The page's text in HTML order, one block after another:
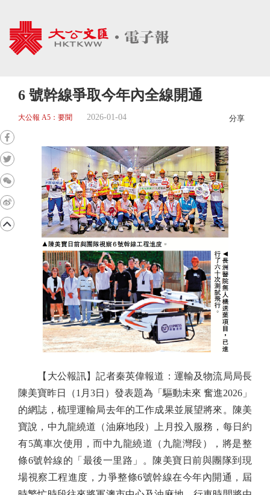
6 號幹線爭取今年內全線開通
大公報 A5：要聞 2026-01-04 分享
【大公報訊】記者秦英偉報道：運輸及物流局局長
陳美寶昨日（1月3日）發表題為「驅動未來 奮進2026」
的網誌，梳理運輸局去年的工作成果並展望將來。陳美
寶說，中九龍繞道（油麻地段）上月投入服務，每日約
有5萬車次使用，而中九龍繞道（九龍灣段），將是整
條6號幹線的「最後一里路」。陳美寶日前與團隊到現
場視察工程進度，力爭整條6號幹線在今年內開通，屆